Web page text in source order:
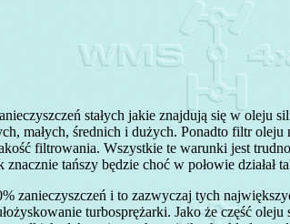
stałych jakie znajdują się w oleju
małych, średnich i dużych. Ponadto filtr
filtrowania. Wszystkie te warunki jest
tańszy będzie choć w połowie działał
zanieczyszczeń i to zazwyczaj tych
turbosprężarki. Jako że część